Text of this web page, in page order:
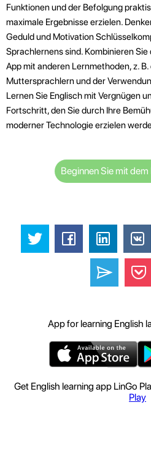
Funktionen und der Befolgung
maximale Ergebnisse erzielen.
Geduld und Motivation
Sprachlernens sind. Kombinieren
App mit anderen Lernmethoden, z.
Muttersprachlern und der
Lernen Sie Englisch mit Vergnügen
Fortschritt, den Sie durch Ihre
moderner Technologie erzielen
Beginnen Sie mit
App for learning English
Get English learning app LinGo
Play